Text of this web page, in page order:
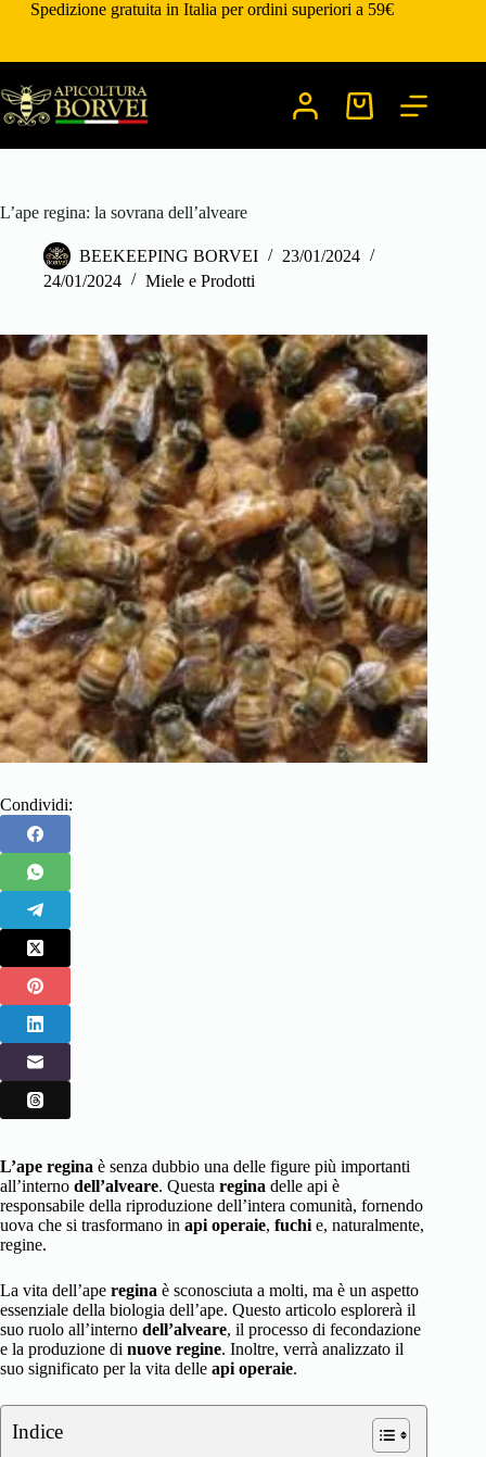
SaltaSpedizione gratuita in Italia per ordini superiori a 59€
Carrello
L’ape regina: la sovrana dell’alveare
BEEKEEPING BORVEI
23/01/2024
24/01/2024
Miele e Prodotti
Condividi:
L’ape regina è senza dubbio una delle figure più importanti
all’interno dell’alveare. Questa regina delle api è
responsabile della riproduzione dell’intera comunità, fornendo
uova che si trasformano in api operaie, fuchi e, naturalmente,
regine.
La vita dell’ape regina è sconosciuta a molti, ma è un aspetto
essenziale della biologia dell’ape. Questo articolo esplorerà il
suo ruolo all’interno dell’alveare, il processo di fecondazione
e la produzione di nuove regine. Inoltre, verrà analizzato il
suo significato per la vita delle api operaie.
Indice